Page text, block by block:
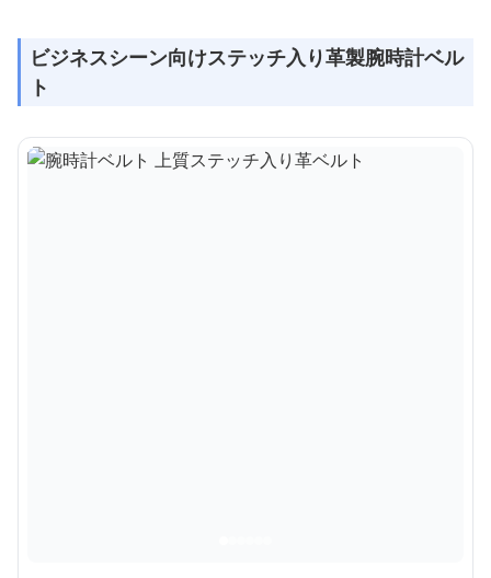
ビジネスシーン向けステッチ入り革製腕時計ベル
ト